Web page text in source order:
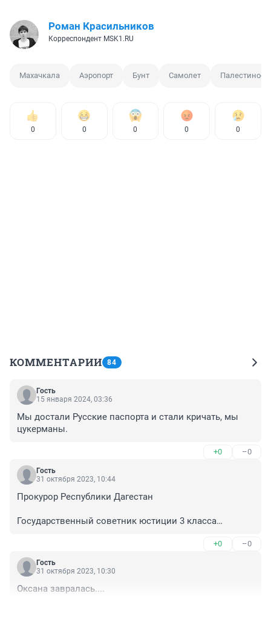
Роман Красильников
Корреспондент MSK1.RU
Махачкала Аэропорт Бунт Самолет Палестино-
0 0 0 0 0
КОММЕНТАРИИ 84
Гость
15 января 2024, 03:36
Мы достали Русские паспорта и стали кричать, мы
цукерманы.
+0 –0
Гость
31 октября 2023, 10:44
Прокурор Республики Дагестан
Государственный советник юстиции 3 класса
Виктор Исаакович
+0 –0
Гость
31 октября 2023, 10:30
Оксана завралась....